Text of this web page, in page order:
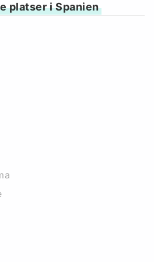
platser i Spanien